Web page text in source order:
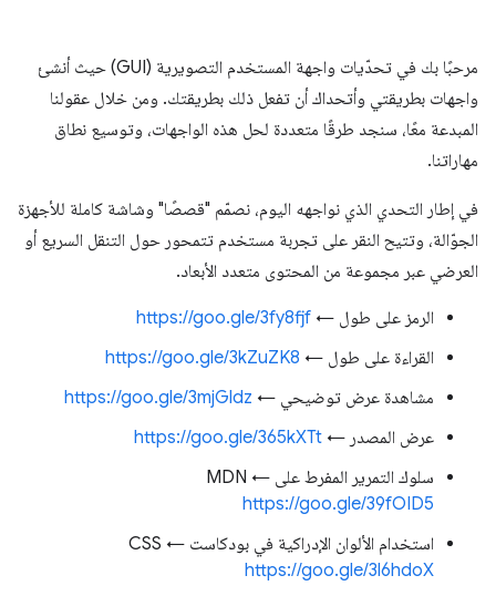
مرحبًا بك في تحدّيات واجهة المستخدم التصويرية (GUI) حيث أنشئ
واجهات بطريقتي وأتحداك أن تفعل ذلك بطريقتك. ومن خلال عقولنا
المبدعة معًا، سنجد طرقًا متعددة لحل هذه الواجهات، وتوسيع نطاق
مهاراتنا.
في إطار التحدي الذي نواجهه اليوم، نصمّم "قصصًا" وشاشة كاملة للأجهزة
الجوّالة، وتتيح النقر على تجربة مستخدم تتمحور حول التنقل السريع أو
العرضي عبر مجموعة من المحتوى متعدد الأبعاد.
الرمز على طول ← https://goo.gle/3fy8fjf
القراءة على طول ← https://goo.gle/3kZuZK8
مشاهدة عرض توضيحي ← https://goo.gle/3mjGldz
عرض المصدر ← https://goo.gle/365kXTt
سلوك التمرير المفرط على MDN ←
https://goo.gle/39fOID5
استخدام الألوان الإدراكية في بودكاست CSS ←
https://goo.gle/3l6hdoX